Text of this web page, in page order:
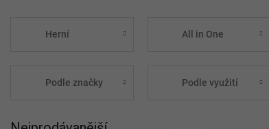
Herní All in One
Podle značky Podle využití